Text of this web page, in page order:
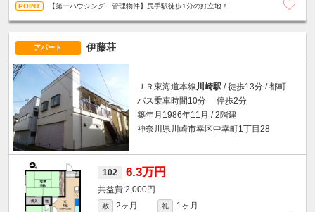
【第一ハウジング 管理物件】尻手駅徒歩1分の好立地！
アパート 伊藤荘
ＪＲ東海道本線 川崎駅 / 徒歩13分 / 都町
バス乗車時間10分 停歩2分
築年月1986年11月 / 2階建
神奈川県川崎市幸区中幸町1丁目28
102 6.3万円
2,000円
敷 2ヶ月 礼
1ヶ月